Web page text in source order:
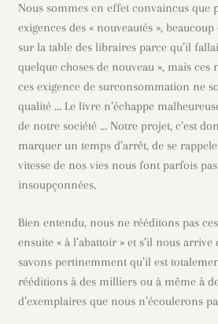
Nous sommes en effet convaincus que
exigences des « nouveautés »,
sur la table des libraires parce qu’il
quelque choses de nouveau », mais ces
ces exigence de surconsommation ne
qualité … Le livre n’échappe
de notre société … Notre projet, c’est
marquer un temps d’arrêt, de se
vitesse de nos vies nous font parfois
insoupçonnées.
Bien entendu, nous ne rééditons pas
ensuite « à l’abattoir » et s’il nous arrive
savons pertinemment qu’il est
rééditions à des milliers ou à même à
d’exemplaires que nous n’écoulerons